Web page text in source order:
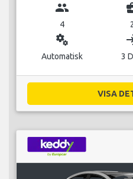
group
4
miscellaneous_services
Automatisk 3
VISA